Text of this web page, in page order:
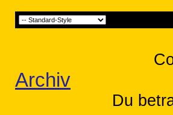
Archiv
Du